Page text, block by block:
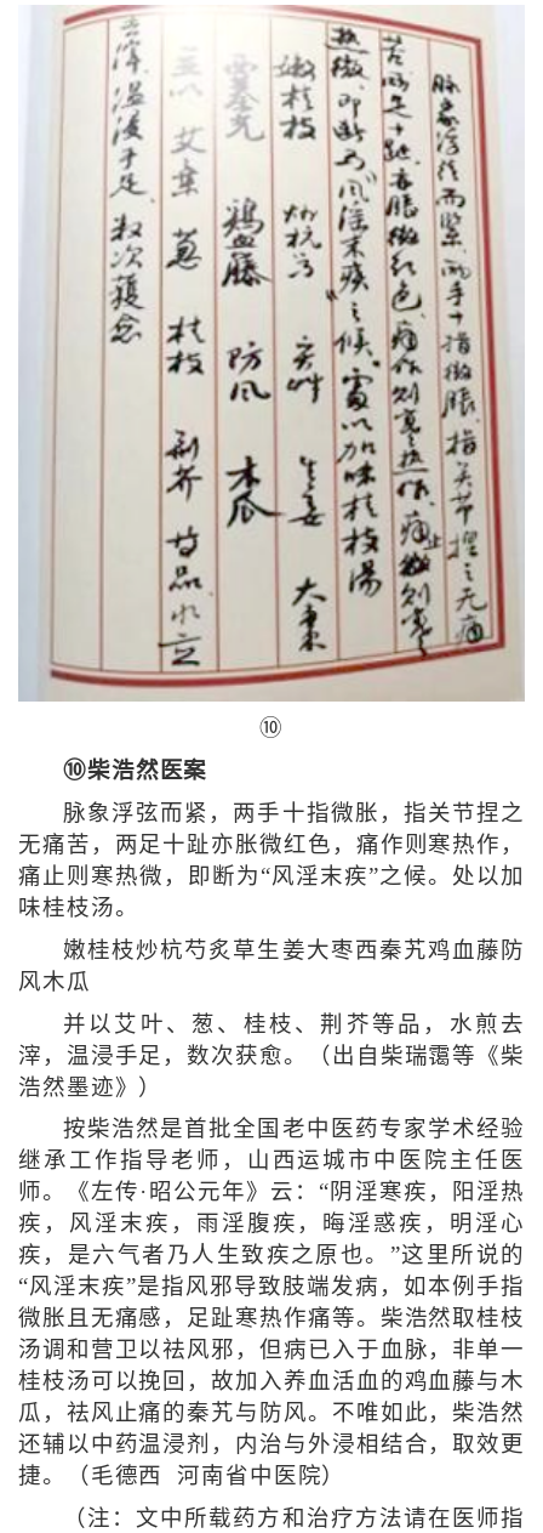
⑩
⑩柴浩然医案
脉象浮弦而紧，两手十指微胀，指关节捏之
无痛苦，两足十趾亦胀微红色，痛作则寒热作，
痛止则寒热微，即断为“风淫末疾”之候。处以加
味桂枝汤。
嫩桂枝炒杭芍炙草生姜大枣西秦艽鸡血藤防
风木瓜
并以艾叶、葱、桂枝、荆芥等品，水煎去
滓，温浸手足，数次获愈。（出自柴瑞霭等《柴
浩然墨迹》）
按柴浩然是首批全国老中医药专家学术经验
继承工作指导老师，山西运城市中医院主任医
师。《左传·昭公元年》云：“阴淫寒疾，阳淫热
疾，风淫末疾，雨淫腹疾，晦淫惑疾，明淫心
疾，是六气者乃人生致疾之原也。”这里所说的
“风淫末疾”是指风邪导致肢端发病，如本例手指
微胀且无痛感，足趾寒热作痛等。柴浩然取桂枝
汤调和营卫以祛风邪，但病已入于血脉，非单一
桂枝汤可以挽回，故加入养血活血的鸡血藤与木
瓜，祛风止痛的秦艽与防风。不唯如此，柴浩然
还辅以中药温浸剂，内治与外浸相结合，取效更
捷。（毛德西 河南省中医院）
（注：文中所载药方和治疗方法请在医师指